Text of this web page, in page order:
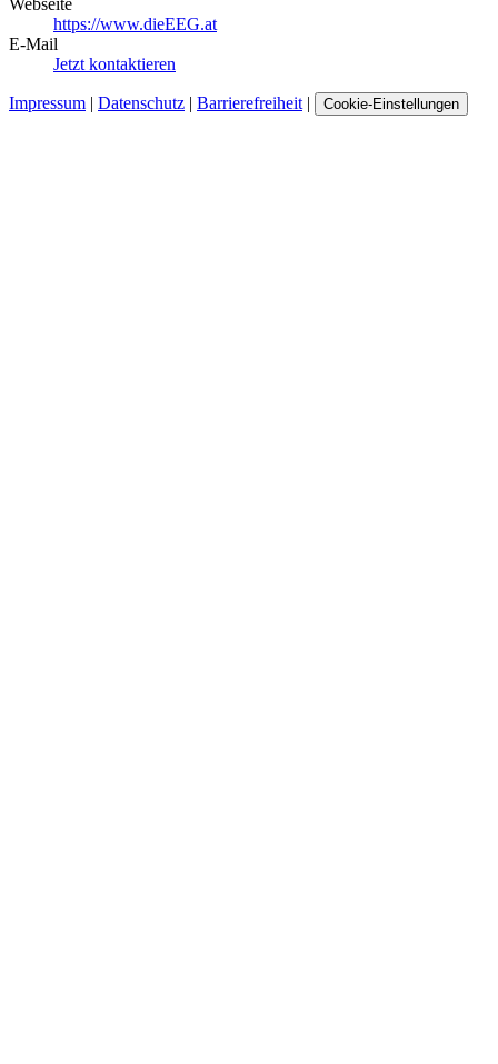
Webseite
https://www.dieEEG.at
E-Mail
Jetzt kontaktieren
Impressum | Datenschutz | Barrierefreiheit | Cookie-Einstellungen